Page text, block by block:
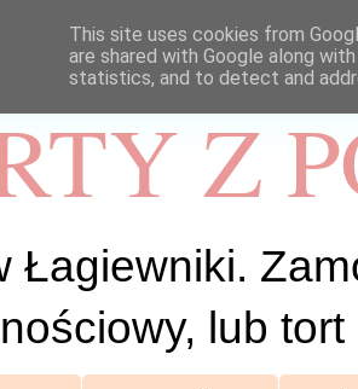
Z
Łagiewniki.
lub tort
This site uses cookies from
are shared with Google along
statistics, and to detect and